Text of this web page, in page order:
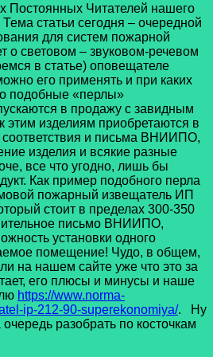
Читателей нашего
статьи сегодня – очередной
для систем пожарной
о световом – звуковом-речевом
в статье) оповещателе
его применять и при каких
подобные «перлы»
в продажу с завидным
этим изделиям приобретаются в
соответствия и письма ВНИИПО,
изделия и всякие разные
все что угодно, лишь бы
Как пример подобного перла
пожарный извещатель ИП
стоит в пределах 300-350
письмо ВНИИПО,
установки одного
помещение! Чудо, в общем,
на нашем сайте уже что это за
его плюсы и минусы и наше
https://www.norma-
ip-212-90-superekonomiya/. Ну
очередь разобрать по косточкам